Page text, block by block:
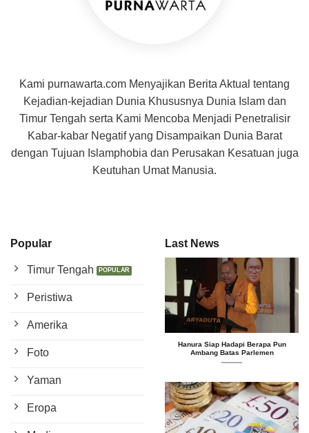
Kami purnawarta.com Menyajikan Berita Aktual tentang
Kejadian-kejadian Dunia Khususnya Dunia Islam dan
Timur Tengah serta Kami Mencoba Menjadi Penetralisir
Kabar-kabar Negatif yang Disampaikan Dunia Barat
dengan Tujuan Islamphobia dan Perusakan Kesatuan juga
Keutuhan Umat Manusia.
Popular
Timur Tengah
Peristiwa
Amerika
Foto
Yaman
Eropa
Last News
Hanura Siap Hadapi Berapa Pun
Ambang Batas Parlemen